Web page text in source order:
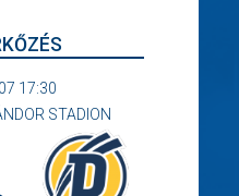
17:30
STADION